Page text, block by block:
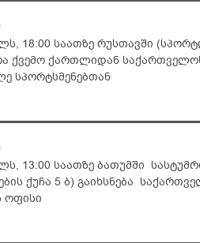
18:00 საათზე რუსთავში
ქვემო ქართლიდან
სპორტსმენებთან
13:00 საათზე ბათუმში
ქუჩა 5 ბ) გაიხსნება
ოფისი